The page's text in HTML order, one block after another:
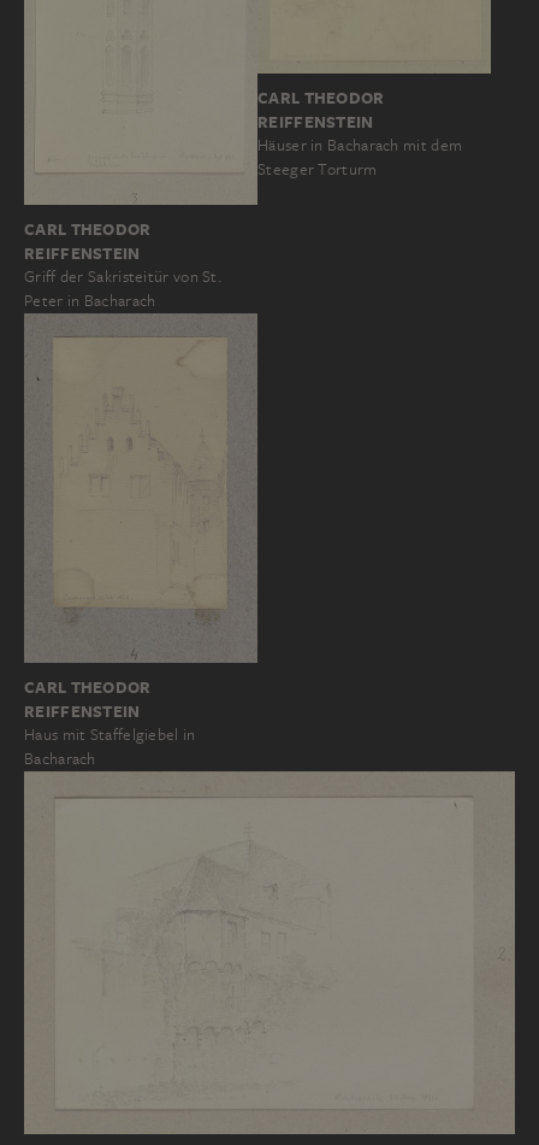
CARL THEODOR
REIFFENSTEIN
Griff der Sakristeitür von St.
Peter in Bacharach
CARL THEODOR
REIFFENSTEIN
Häuser in Bacharach mit dem
Steeger Torturm
CARL THEODOR
REIFFENSTEIN
Haus mit Staffelgiebel in
Bacharach